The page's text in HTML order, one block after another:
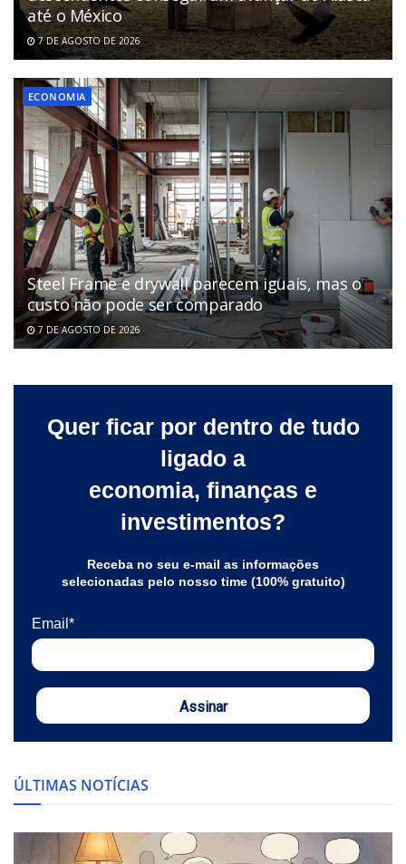
até o México
7 DE AGOSTO DE 2026
ECONOMIA
Steel Frame e drywall parecem iguais, mas o
custo não pode ser comparado
7 DE AGOSTO DE 2026
Quer ficar por dentro de tudo
ligado a
economia, finanças e
investimentos?
Receba no seu e-mail as informações
selecionadas pelo nosso time (100% gratuito)
Email*
Assinar
ÚLTIMAS NOTÍCIAS